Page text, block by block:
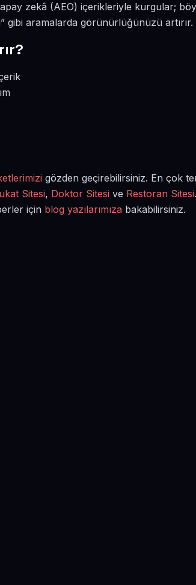
zekâ (AEO) içerikleriyle kurgular;
gibi aramalarda görünürlüğünüzü artırır.
gözden geçirebilirsiniz. En çok
Sitesi, Doktor Sitesi ve Restoran Sitesi
için blog yazılarımıza bakabilirsiniz.